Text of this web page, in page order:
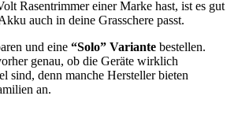
Rasentrimmer einer Marke hast, ist es gut
auch in deine Grasschere passt.
und eine “Solo” Variante bestellen.
genau, ob die Geräte wirklich
sind, denn manche Hersteller bieten
an.